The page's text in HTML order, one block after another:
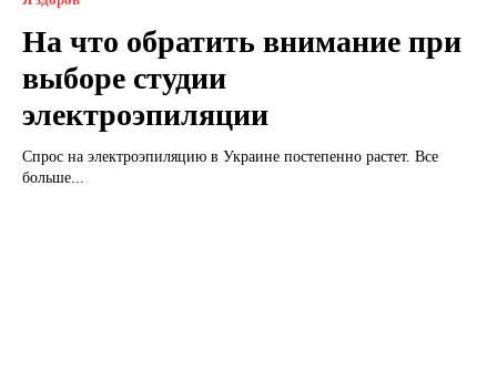
На что обратить внимание при
выборе студии
электроэпиляции
Спрос на электроэпиляцию в Украине постепенно растет. Все
больше...